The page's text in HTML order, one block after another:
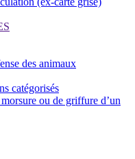
des animaux
catégorisés
ou de griffure d’un